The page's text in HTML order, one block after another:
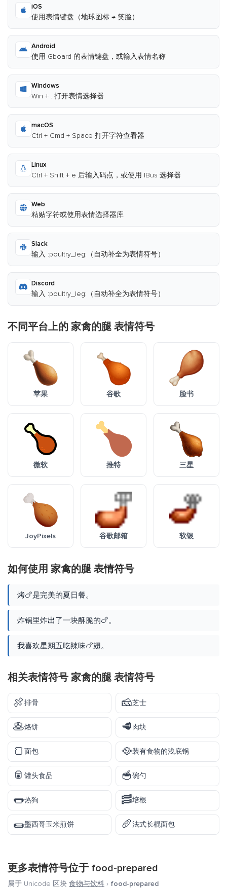
iOS
使用表情键盘（地球图标 → 笑脸）
Android
使用 Gboard 的表情键盘，或输入表情名称
Windows
Win + . 打开表情选择器
macOS
Ctrl + Cmd + Space 打开字符查看器
Linux
Ctrl + Shift + e 后输入码点，或使用 IBus 选择器
Web
粘贴字符或使用表情选择器库
Slack
输入 :poultry_leg:（自动补全为表情符号）
Discord
输入 :poultry_leg:（自动补全为表情符号）
不同平台上的 家禽的腿 表情符号
苹果 谷歌 脸书
微软 推特 三星
JoyPixels 谷歌邮箱 软银
如何使用 家禽的腿 表情符号
烤🍗是完美的夏日餐。
炸锅里炸出了一块酥脆的🍗。
我喜欢星期五吃辣味🍗翅。
相关表情符号 家禽的腿 表情符号
🍖排骨 🧀芝士
🥞烙饼 🥩肉块
🍞 面包 🥘装有食物的浅底锅
🥫 罐头食品 🥣碗勺
🌭热狗 🥓培根
🌯墨西哥玉米煎饼 🥖法式长棍面包
更多表情符号位于 food-prepared
属于 Unicode 区块 食物与饮料 › food-prepared